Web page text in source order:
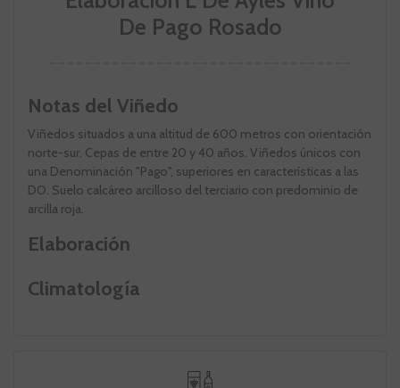
De Pago Rosado
Notas del Viñedo
Viñedos situados a una altitud de 600 metros con orientación
norte-sur. Cepas de entre 20 y 40 años. Viñedos únicos con
una Denominación "Pago", superiores en características a las
DO. Suelo calcáreo arcilloso del terciario con predominio de
arcilla roja.
Elaboración
Climatología